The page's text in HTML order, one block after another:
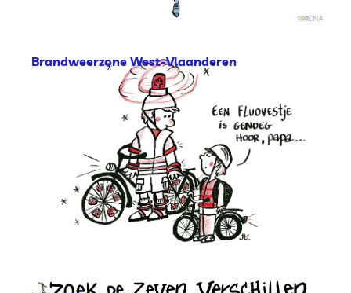
Brandweerzone West-Vlaanderen